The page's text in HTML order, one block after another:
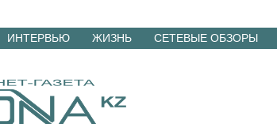
ИНТЕРВЬЮ ЖИЗНЬ СЕТЕВЫЕ ОБЗОРЫ